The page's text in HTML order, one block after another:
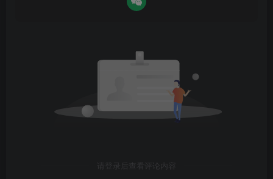
请登录后查看评论内容